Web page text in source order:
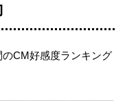
CM好感度ランキング